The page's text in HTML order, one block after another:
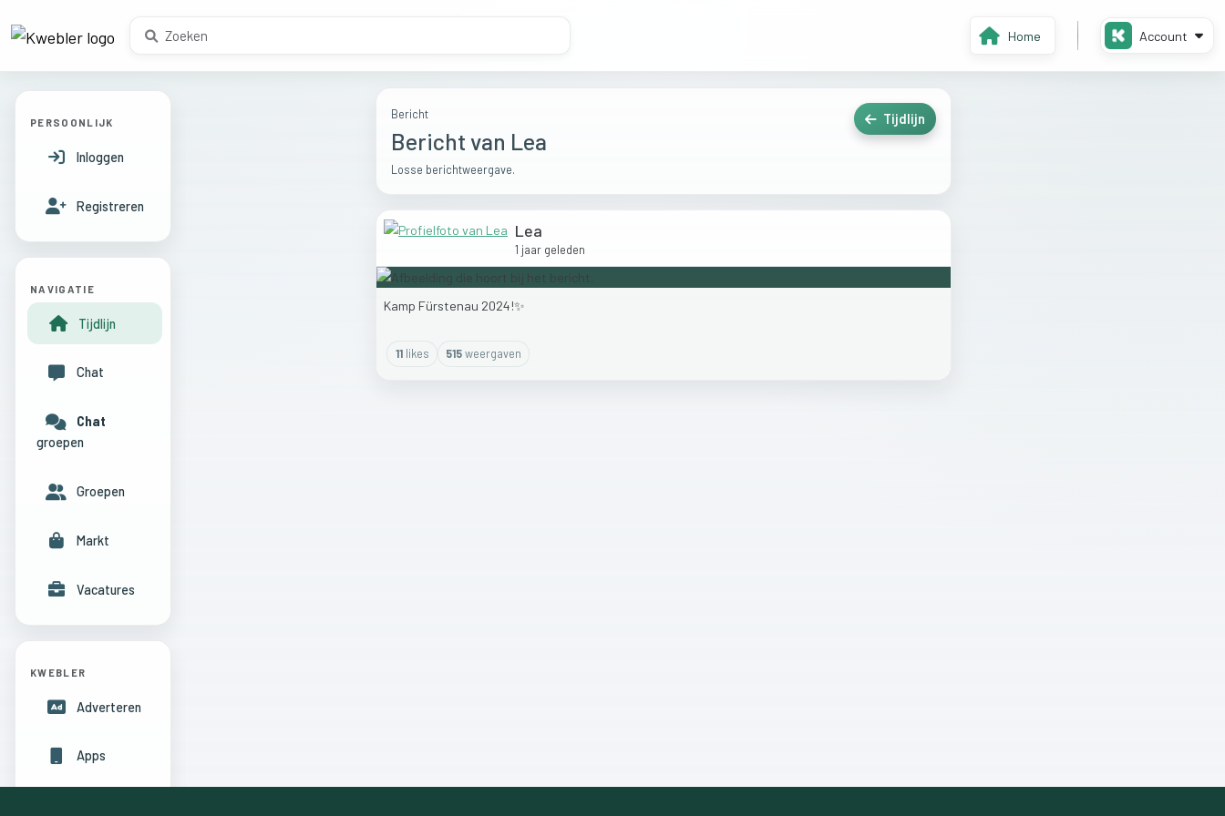
Home Account
Bericht
Bericht van Lea
Losse berichtweergave.
Tijdlijn
Lea
1 jaar geleden
Kamp Fürstenau 2024!✨️
11likes 515weergaven
PERSOONLIJK
Inloggen
Registreren
NAVIGATIE
Tijdlijn
Chat
Chat
groepen
Groepen
Markt
Vacatures
KWEBLER
Adverteren
Apps